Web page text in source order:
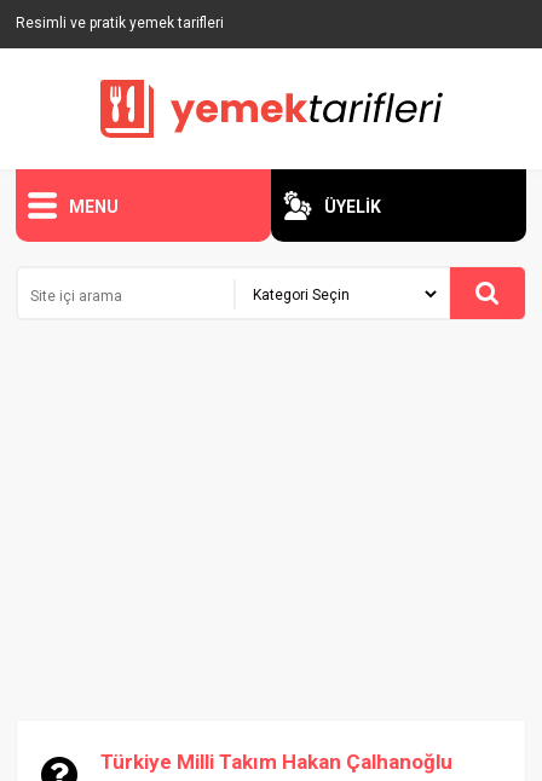
Resimli ve pratik yemek tarifleri
MENU ÜYELİK
Türkiye Milli Takım Hakan Çalhanoğlu